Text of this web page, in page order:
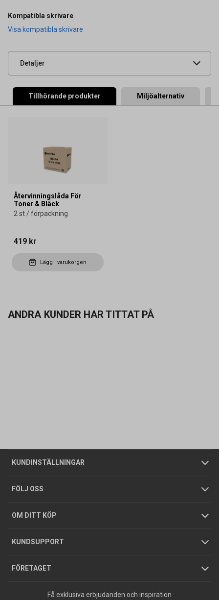
Kompatibla skrivare
Visa kompatibla skrivare
Detaljer
Typ
Leverantörens
UNSPSC 44103103
Tillhörande produkter Miljöalternativ
Återvinningslåda För
Toner & Bläck
2 st / förpackning
419 kr
Lägg i varukorgen
ANDRA KUNDER HAR TITTAT PÅ
KUNDINSTÄLLNINGAR
Företagskund / Privatkund
FÖLJ OSS
OM DITT KÖP
Allmänna försäljningsvillkor
Integritetspolicy
GDPR
KUNDSUPPORT
Butiker
Foldrar och kataloger
Köpguider
Varumärken
FÖRETAGET
Om oss
Tjänster
Hållbarhet
Jobba hos oss
Press
Få exklusiva erbjudanden och inspiration